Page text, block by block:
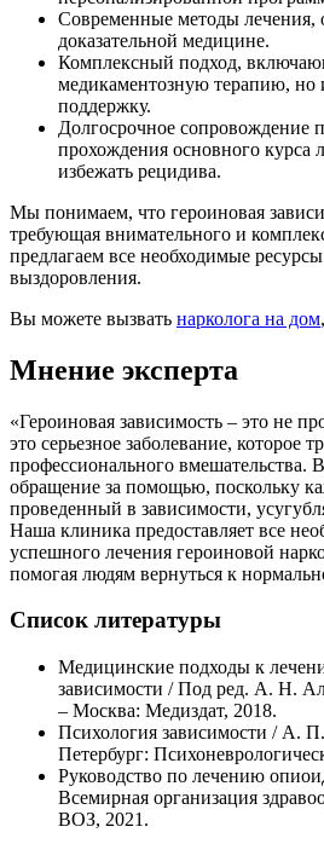
Современные методы лечения,
доказательной медицине.
Комплексный подход,
медикаментозную терапию, но
поддержку.
Долгосрочное сопровождение
прохождения основного курса
избежать рецидива.
Мы понимаем, что героиновая
требующая внимательного и
предлагаем все необходимые
выздоровления.
Вы можете вызвать нарколога на дом
Мнение эксперта
«Героиновая зависимость – это не
это серьезное заболевание, которое
профессионального вмешательства.
обращение за помощью, поскольку
проведенный в зависимости,
Наша клиника предоставляет все
успешного лечения героиновой
помогая людям вернуться к
Список литературы
Медицинские подходы к
зависимости / Под ред. А. Н.
– Москва: Медиздат, 2018.
Психология зависимости / А.
Петербург:
Руководство по лечению
Всемирная организация
ВОЗ, 2021.